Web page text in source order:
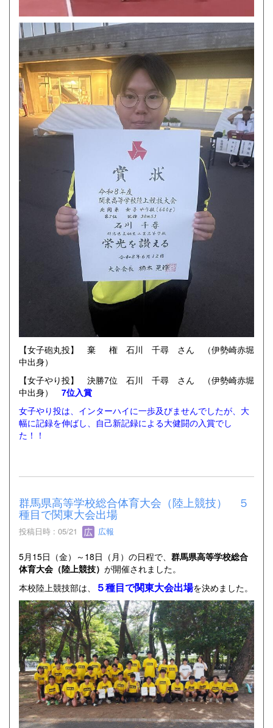
【女子砲丸投】 棄 権 石川 千尋 さん （伊勢崎赤堀
中出身）
【女子やり投】 決勝7位 石川 千尋 さん （伊勢崎赤堀
中出身） 7位入賞
女子やり投は、インターハイに一歩及びませんでしたが、大
幅に記録を伸ばし、自己新記録による大健闘の入賞でし
た！！
群馬県高等学校総合体育大会（陸上競技） ５
種目で関東大会出場
投稿日時 : 05/21 広報
5月15日（金）～18日（月）の日程で、 群馬県高等学校総合
体育大会（陸上競技） が開催されました。
本校陸上競技部は、
５種目で関東大会出場を決めました。